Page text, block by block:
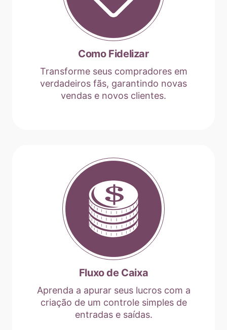
Como Fidelizar
Transforme seus compradores em
verdadeiros fãs, garantindo novas
vendas e novos clientes.
Fluxo de Caixa
Aprenda a apurar seus lucros com a
criação de um controle simples de
entradas e saídas.